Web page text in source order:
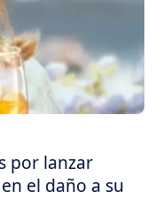
por lanzar
el daño a su